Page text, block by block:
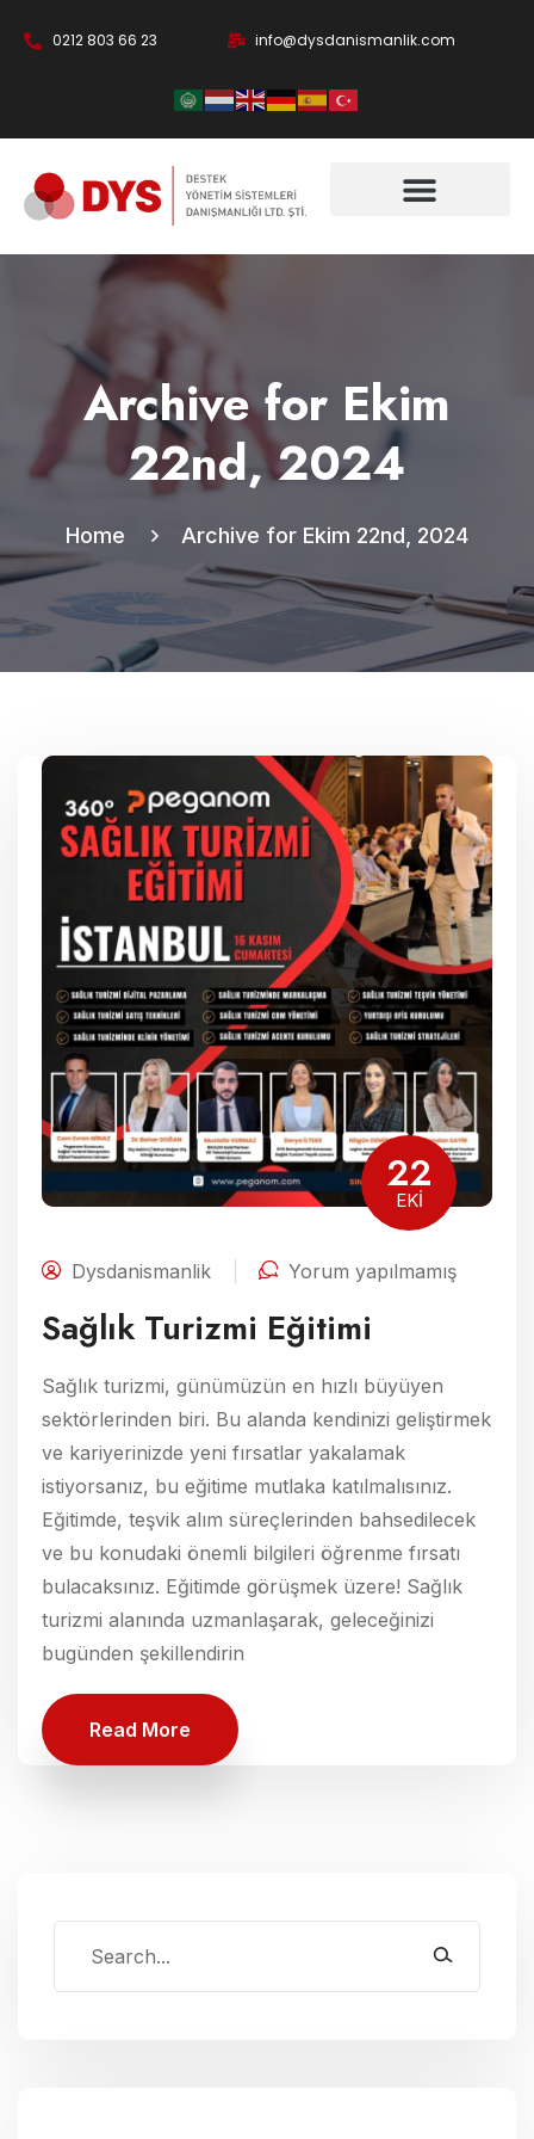
0212 803 66 23 info@dysdanismanlik.com
Archive for Ekim
22nd, 2024
Home Archive for Ekim 22nd, 2024
22
EKI
Dysdanismanlik Yorum yapılmamış
Sağlık Turizmi Eğitimi
Sağlık turizmi, günümüzün en hızlı büyüyen
sektörlerinden biri. Bu alanda kendinizi geliştirmek
ve kariyerinizde yeni fırsatlar yakalamak
istiyorsanız, bu eğitime mutlaka katılmalısınız.
Eğitimde, teşvik alım süreçlerinden bahsedilecek
ve bu konudaki önemli bilgileri öğrenme fırsatı
bulacaksınız. Eğitimde görüşmek üzere! Sağlık
turizmi alanında uzmanlaşarak, geleceğinizi
bugünden şekillendirin
Read More